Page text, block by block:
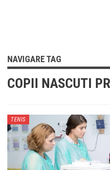
NAVIGARE TAG
COPII NASCUTI
TENIS